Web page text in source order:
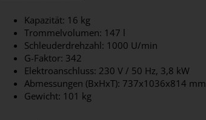
Kapazität: 16 kg
Trommelvolumen: 147 l
Schleuderdrehzahl: 1000 U/min
G-Faktor: 342
Elektroanschluss: 230 V / 50 Hz, 3,8 kW
Abmessungen (BxHxT): 737x1036x814 mm
Gewicht: 101 kg